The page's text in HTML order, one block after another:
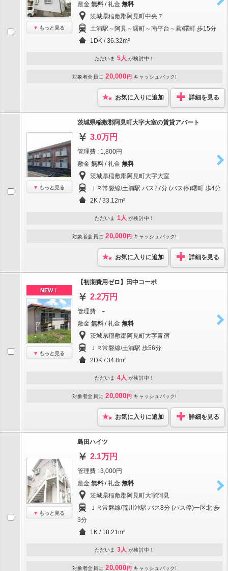
もっと見る
敷金 無料 / 礼金 無料
茨城県稲敷郡阿見町中央７
土浦駅～阿見～曙町～南平台～君/曙町 歩15分
1DK / 36.32m²
ただいま 5人 が検討中！
対象者全員に 20,000 円 キャッシュバック!
お気に入りに追加 詳細を見る
もっと見る
茨城県稲敷郡阿見町大字大室の賃貸アパート
3.0万円
管理費 : 1,800円
敷金 無料 / 礼金 無料
茨城県稲敷郡阿見町大字大室
ＪＲ常磐線/土浦駅 バス27分 (バス停)曙町 歩4分
2K / 33.12m²
ただいま 1人 が検討中！
対象者全員に 20,000 円 キャッシュバック!
お気に入りに追加 詳細を見る
NEW！
もっと見る
【初期費用ゼロ】田中コーポ
2.2万円
管理費 : －
敷金 無料 / 礼金 無料
茨城県稲敷郡阿見町大字青宿
ＪＲ常磐線/土浦駅 歩56分
2DK / 34.8m²
ただいま 4人 が検討中！
対象者全員に 20,000 円 キャッシュバック!
お気に入りに追加 詳細を見る
もっと見る
島田ハイツ
2.1万円
管理費 : 3,000円
敷金 無料 / 礼金 無料
茨城県稲敷郡阿見町大字阿見
ＪＲ常磐線/荒川沖駅 バス8分 (バス停)一区北 歩
3分
1K / 18.21m²
ただいま 3人 が検討中！
対象者全員に 20,000 円 キャッシュバック!